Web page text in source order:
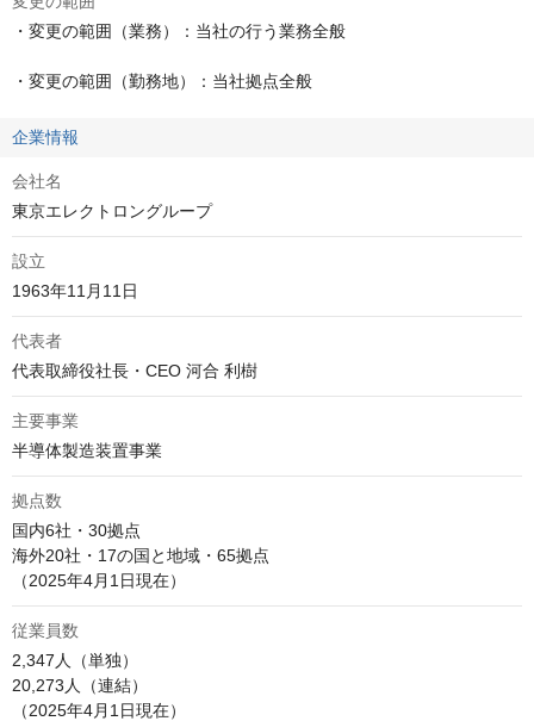
・変更の範囲（業務）：当社の行う業務全般
・変更の範囲（勤務地）：当社拠点全般
企業情報
会社名
東京エレクトロングループ
設立
1963年11月11日
代表者
代表取締役社長・CEO 河合 利樹
主要事業
半導体製造装置事業
拠点数
国内6社・30拠点
海外20社・17の国と地域・65拠点
（2025年4月1日現在）
従業員数
2,347人（単独）
20,273人（連結）
（2025年4月1日現在）